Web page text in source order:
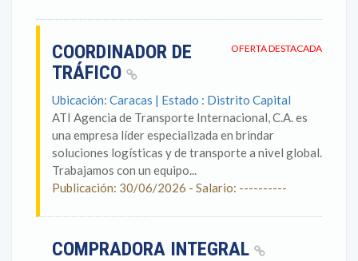
OFERTA DESTACADA
COORDINADOR DE
TRÁFICO
Ubicación: Caracas | Estado : Distrito Capital
ATI Agencia de Transporte Internacional, C.A. es
una empresa líder especializada en brindar
soluciones logísticas y de transporte a nivel global.
Trabajamos con un equipo...
Publicación: 30/06/2026 - Salario: ----------
COMPRADORA INTEGRAL